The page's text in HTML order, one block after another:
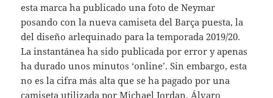
esta marca ha publicado una foto de Neymar
posando con la nueva camiseta del Barça puesta, la
del diseño arlequinado para la temporada 2019/20.
La instantánea ha sido publicada por error y apenas
ha durado unos minutos ‘online’. Sin embargo, esta
no es la cifra más alta que se ha pagado por una
camiseta utilizada por Michael Jordan. Álvaro